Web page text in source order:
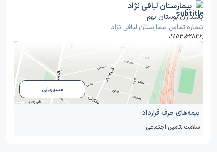
بیمارستان لبافی نژاد
پاسداران.بوستان نهم
شماره تماس بیمارستان لبافی نژاد
09153062846,
مسیریابی
بیمه‌های طرف قرارداد:
سلامت ,تامین اجتماعی